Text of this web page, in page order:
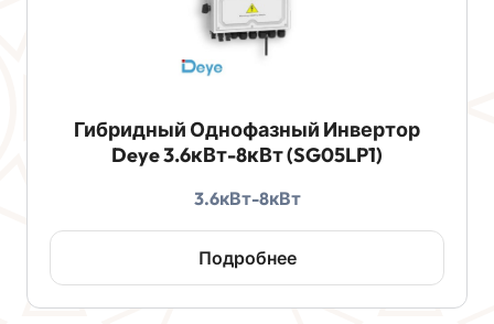
Гибридный Однофазный Инвертор
Deye 3.6кВт-8кВт (SG05LP1)
3.6кВт-8кВт
Подробнее